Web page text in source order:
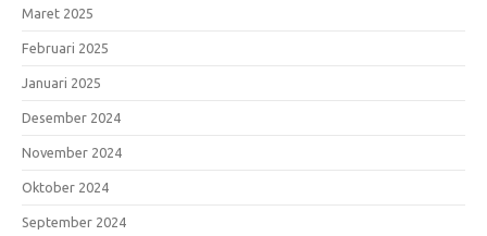
Maret 2025
Februari 2025
Januari 2025
Desember 2024
November 2024
Oktober 2024
September 2024